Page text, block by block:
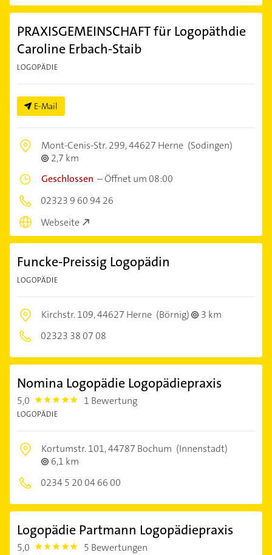
PRAXISGEMEINSCHAFT für Logopäthdie
Caroline Erbach-Staib
LOGOPÄDIE
E-Mail
Mont-Cenis-Str. 299,44627 Herne (Sodingen)
2,7 km
Geschlossen –Öffnet um 08:00
02323 9 60 94 26
Webseite
Funcke-Preissig Logopädin
LOGOPÄDIE
Kirchstr. 109,44627 Herne (Börnig)
3 km
02323 38 07 08
Nomina Logopädie Logopädiepraxis
5,0 5.0 1 Bewertung
LOGOPÄDIE
Kortumstr. 101,44787 Bochum (Innenstadt)
6,1 km
0234 5 20 04 66 00
Logopädie Partmann Logopädiepraxis
5,0 5.0 5 Bewertungen